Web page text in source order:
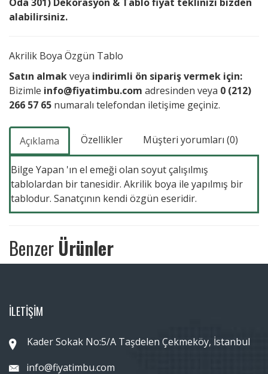
alabilirsiniz.
Akrilik Boya Özgün Tablo
Satın almakveya indirimli ön sipariş vermek için:
Bizimle info@fiyatimbu.com adresinden veya 0 (212)
266 57 65 numaralı telefondan iletişime geçiniz.
Açıklama Özellikler Müşteri yorumları (0)
Bilge Yapan 'ın el emeği olan soyut çalışılmış
tablolardan bir tanesidir. Akrilik boya ile yapılmış bir
tablodur. Sanatçının kendi özgün eseridir.
Benzer Ürünler
İLETİŞİM
Kader Sokak No:5/A Taşdelen Çekmeköy, İstanbul
info@fiyatimbu.com